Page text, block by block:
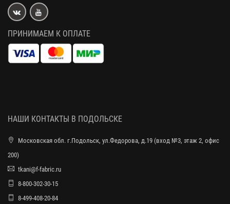
ПРИНИМАЕМ К ОПЛАТЕ
НАШИ КОНТАКТЫ В ПОДОЛЬСКЕ
Московская обл. г.Подольск, ул.Федорова, д.19 (вход №3, этаж 2, офис
200)
tkani@f-fabric.ru
8-800-302-30-15
8-499-408-20-84